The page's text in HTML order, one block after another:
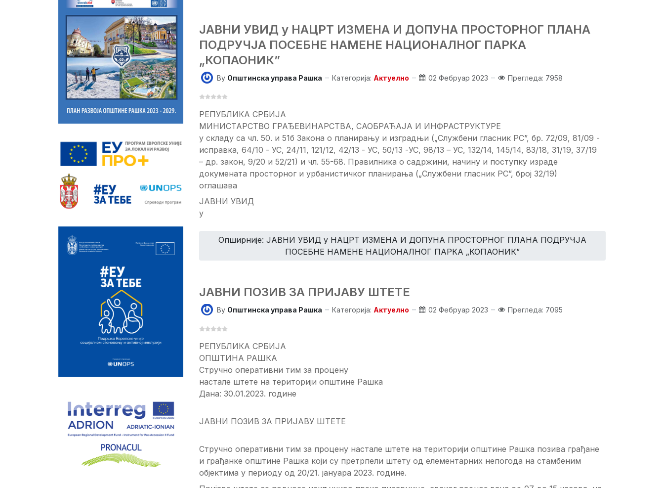
ЈАВНИ УВИД у НАЦРТ ИЗМЕНА И ДОПУНА ПРОСТОРНОГ ПЛАНА
ПОДРУЧЈА ПОСЕБНЕ НАМЕНЕ НАЦИОНАЛНОГ ПАРКА
„КОПАОНИК”
By Општинска управа Рашка Категорија: Актуелно 02 Фебруар 2023 Прегледа: 7958
РЕПУБЛИКА СРБИЈА
МИНИСТАРСТВО ГРАЂЕВИНАРСТВА, САОБРАЋАЈА И ИНФРАСТРУКТУРЕ
у складу са чл. 50. и 51б Закона о планирању и изградњи („Службени гласник РС”, бр. 72/09, 81/09 -
исправка, 64/10 - УС, 24/11, 121/12, 42/13 - УС, 50/13 -УС, 98/13 – УС, 132/14, 145/14, 83/18, 31/19, 37/19
– др. закон, 9/20 и 52/21) и чл. 55-68. Правилника о садржини, начину и поступку израде
докумената просторног и урбанистичког планирања („Службени гласник РС”, број 32/19)
оглашава
ЈАВНИ УВИД
у
Опширније: ЈАВНИ УВИД у НАЦРТ ИЗМЕНА И ДОПУНА ПРОСТОРНОГ ПЛАНА ПОДРУЧЈА
ПОСЕБНЕ НАМЕНЕ НАЦИОНАЛНОГ ПАРКА „КОПАОНИК”
ЈАВНИ ПОЗИВ ЗА ПРИЈАВУ ШТЕТЕ
By Општинска управа Рашка Категорија: Актуелно 02 Фебруар 2023 Прегледа: 7095
РЕПУБЛИКА СРБИЈА
ОПШТИНА РАШКА
Стручно оперативни тим за процену
настале штете на територији општине Рашка
Дана: 30.01.2023. године
ЈАВНИ ПОЗИВ ЗА ПРИЈАВУ ШТЕТЕ
Стручно оперативни тим за процену настале штете на територији општине Рашка позива грађане
и грађанке општине Рашка који су претрпели штету од елементарних непогода на стамбеним
објектима у периоду од 20/21. јануара 2023. године.